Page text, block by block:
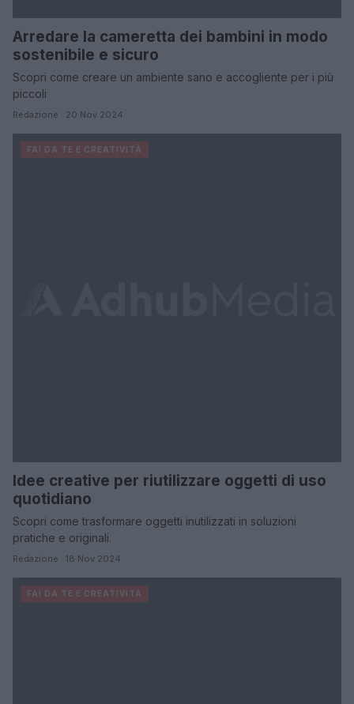
Arredare la cameretta dei bambini in modo
sostenibile e sicuro
Scopri come creare un ambiente sano e accogliente per i più
piccoli
Redazione · 20 Nov 2024
FAI DA TE E CREATIVITÀ
Idee creative per riutilizzare oggetti di uso
quotidiano
Scopri come trasformare oggetti inutilizzati in soluzioni
pratiche e originali.
Redazione · 18 Nov 2024
FAI DA TE E CREATIVITÀ